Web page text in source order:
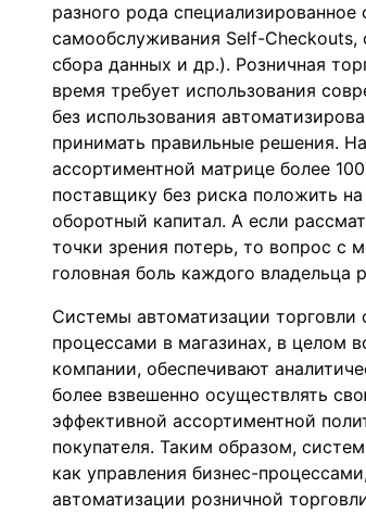
разного рода
самообслуживания Self-
сбора данных и др.). Розничная
время требует использования
без использования
принимать правильные решения.
ассортиментной матрице более
поставщику без риска положить
оборотный капитал. А если
точки зрения потерь, то вопрос с
головная боль каждого владельца
Системы автоматизации торговли
процессами в магазинах, в целом
компании, обеспечивают
более взвешенно осуществлять
эффективной ассортиментной
покупателя. Таким образом,
как управления бизнес-
автоматизации розничной